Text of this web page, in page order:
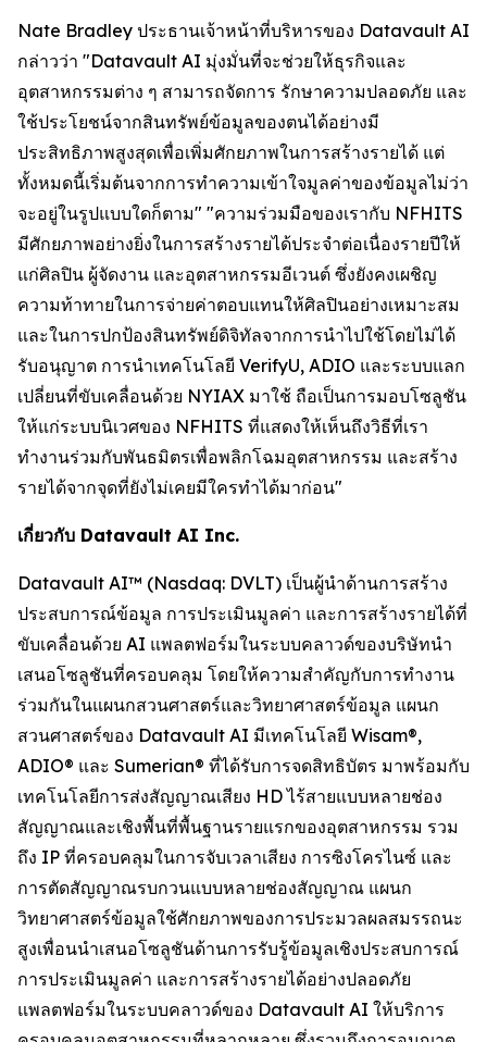
Nate Bradley ประธานเจ้าหน้าที่บริหารของ Datavault AI
กล่าวว่า "Datavault AI มุ่งมั่นที่จะช่วยให้ธุรกิจและ
อุตสาหกรรมต่าง ๆ สามารถจัดการ รักษาความปลอดภัย และ
ใช้ประโยชน์จากสินทรัพย์ข้อมูลของตนได้อย่างมี
ประสิทธิภาพสูงสุดเพื่อเพิ่มศักยภาพในการสร้างรายได้ แต่
ทั้งหมดนี้เริ่มต้นจากการทำความเข้าใจมูลค่าของข้อมูลไม่ว่า
จะอยู่ในรูปแบบใดก็ตาม" "ความร่วมมือของเรากับ NFHITS
มีศักยภาพอย่างยิ่งในการสร้างรายได้ประจำต่อเนื่องรายปีให้
แก่ศิลปิน ผู้จัดงาน และอุตสาหกรรมอีเวนต์ ซึ่งยังคงเผชิญ
ความท้าทายในการจ่ายค่าตอบแทนให้ศิลปินอย่างเหมาะสม
และในการปกป้องสินทรัพย์ดิจิทัลจากการนำไปใช้โดยไม่ได้
รับอนุญาต การนำเทคโนโลยี VerifyU, ADIO และระบบแลก
เปลี่ยนที่ขับเคลื่อนด้วย NYIAX มาใช้ ถือเป็นการมอบโซลูชัน
ให้แก่ระบบนิเวศของ NFHITS ที่แสดงให้เห็นถึงวิธีที่เรา
ทำงานร่วมกับพันธมิตรเพื่อพลิกโฉมอุตสาหกรรม และสร้าง
รายได้จากจุดที่ยังไม่เคยมีใครทำได้มาก่อน"
เกี่ยวกับ Datavault AI Inc.
Datavault AI™ (Nasdaq: DVLT) เป็นผู้นำด้านการสร้าง
ประสบการณ์ข้อมูล การประเมินมูลค่า และการสร้างรายได้ที่
ขับเคลื่อนด้วย AI แพลตฟอร์มในระบบคลาวด์ของบริษัทนำ
เสนอโซลูชันที่ครอบคลุม โดยให้ความสำคัญกับการทำงาน
ร่วมกันในแผนกสวนศาสตร์และวิทยาศาสตร์ข้อมูล แผนก
สวนศาสตร์ของ Datavault AI มีเทคโนโลยี Wisam®,
ADIO® และ Sumerian® ที่ได้รับการจดสิทธิบัตร มาพร้อมกับ
เทคโนโลยีการส่งสัญญาณเสียง HD ไร้สายแบบหลายช่อง
สัญญาณและเชิงพื้นที่พื้นฐานรายแรกของอุตสาหกรรม รวม
ถึง IP ที่ครอบคลุมในการจับเวลาเสียง การซิงโครไนซ์ และ
การตัดสัญญาณรบกวนแบบหลายช่องสัญญาณ แผนก
วิทยาศาสตร์ข้อมูลใช้ศักยภาพของการประมวลผลสมรรถนะ
สูงเพื่อนนำเสนอโซลูชันด้านการรับรู้ข้อมูลเชิงประสบการณ์
การประเมินมูลค่า และการสร้างรายได้อย่างปลอดภัย
แพลตฟอร์มในระบบคลาวด์ของ Datavault AI ให้บริการ